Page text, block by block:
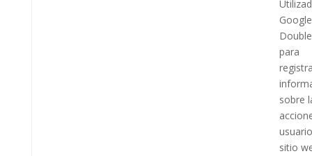
Google
para
sobre
sitio